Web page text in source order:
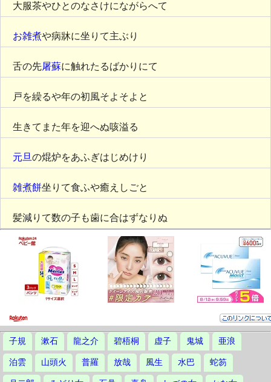
大服茶やひとのなさけにながらへて
お雑煮や病牀に坐りて主ぶり
舌の先屠蘇に触れたるばかりにて
戸を繰るや年の初風そよそよと
生きてまた年を迎へぬ咳溢る
元旦の焜炉をあふぎはじめけり
雑煮餅坐りて食ふや癒えしごと
髪減りて数の子も歯に合はずなりぬ
子規 漱石 龍之介 碧梧桐 虚子 鬼城 亜浪
泊雲 山頭火 普羅 放哉 風生 水巴 蛇笏